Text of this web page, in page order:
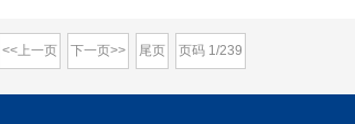
<<上一页 下一页>> 尾页 页码 1 /239